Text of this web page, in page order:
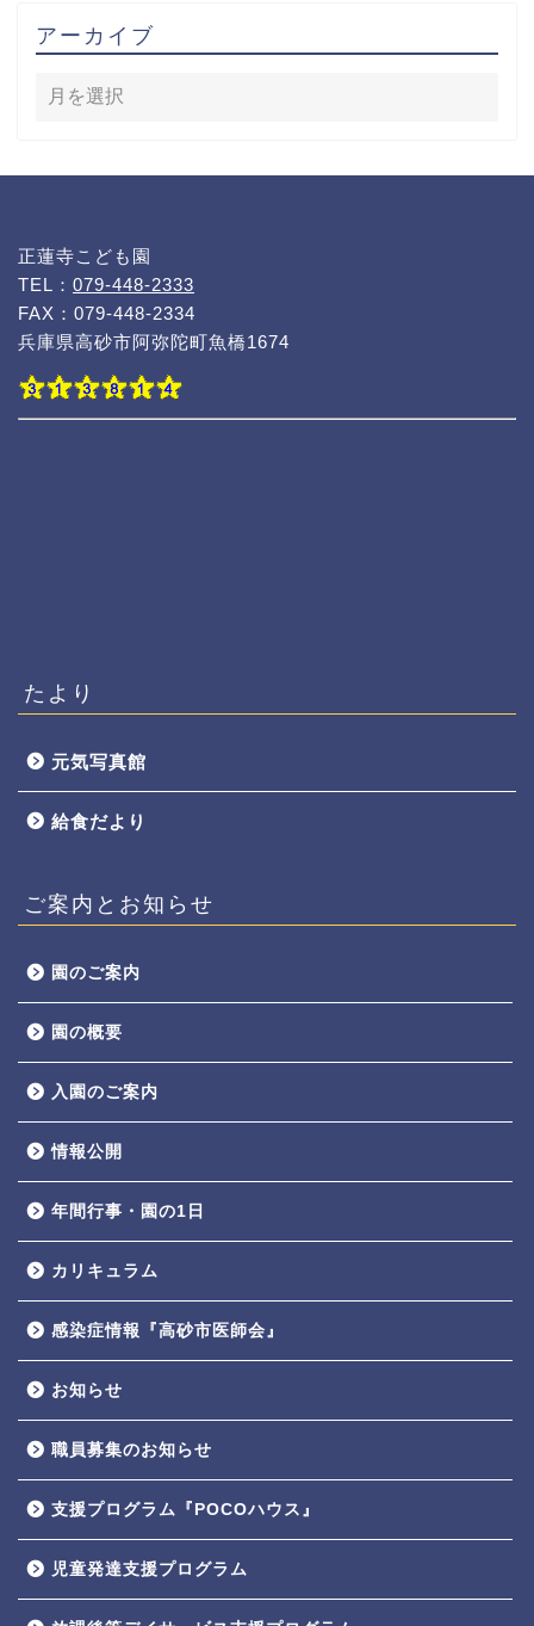
アーカイブ
正蓮寺こども園
TEL： 079-448-2333
FAX：079-448-2334
兵庫県高砂市阿弥陀町魚橋1674
たより
元気写真館
給食だより
ご案内とお知らせ
園のご案内
園の概要
入園のご案内
情報公開
年間行事・園の1日
カリキュラム
感染症情報『高砂市医師会』
お知らせ
職員募集のお知らせ
支援プログラム『POCOハウス』
児童発達支援プログラム